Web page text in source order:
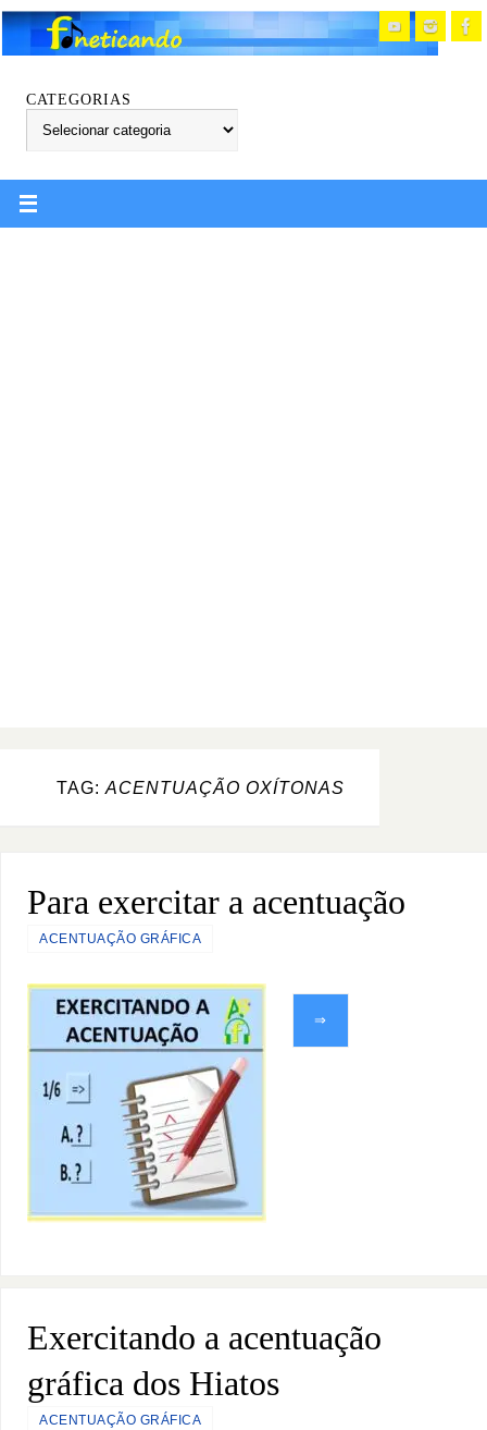
CATEGORIAS
TAG: ACENTUAÇÃO OXÍTONAS
Para exercitar a acentuação
ACENTUAÇÃO GRÁFICA
⇒
Exercitando a acentuação
gráfica dos Hiatos
ACENTUAÇÃO GRÁFICA